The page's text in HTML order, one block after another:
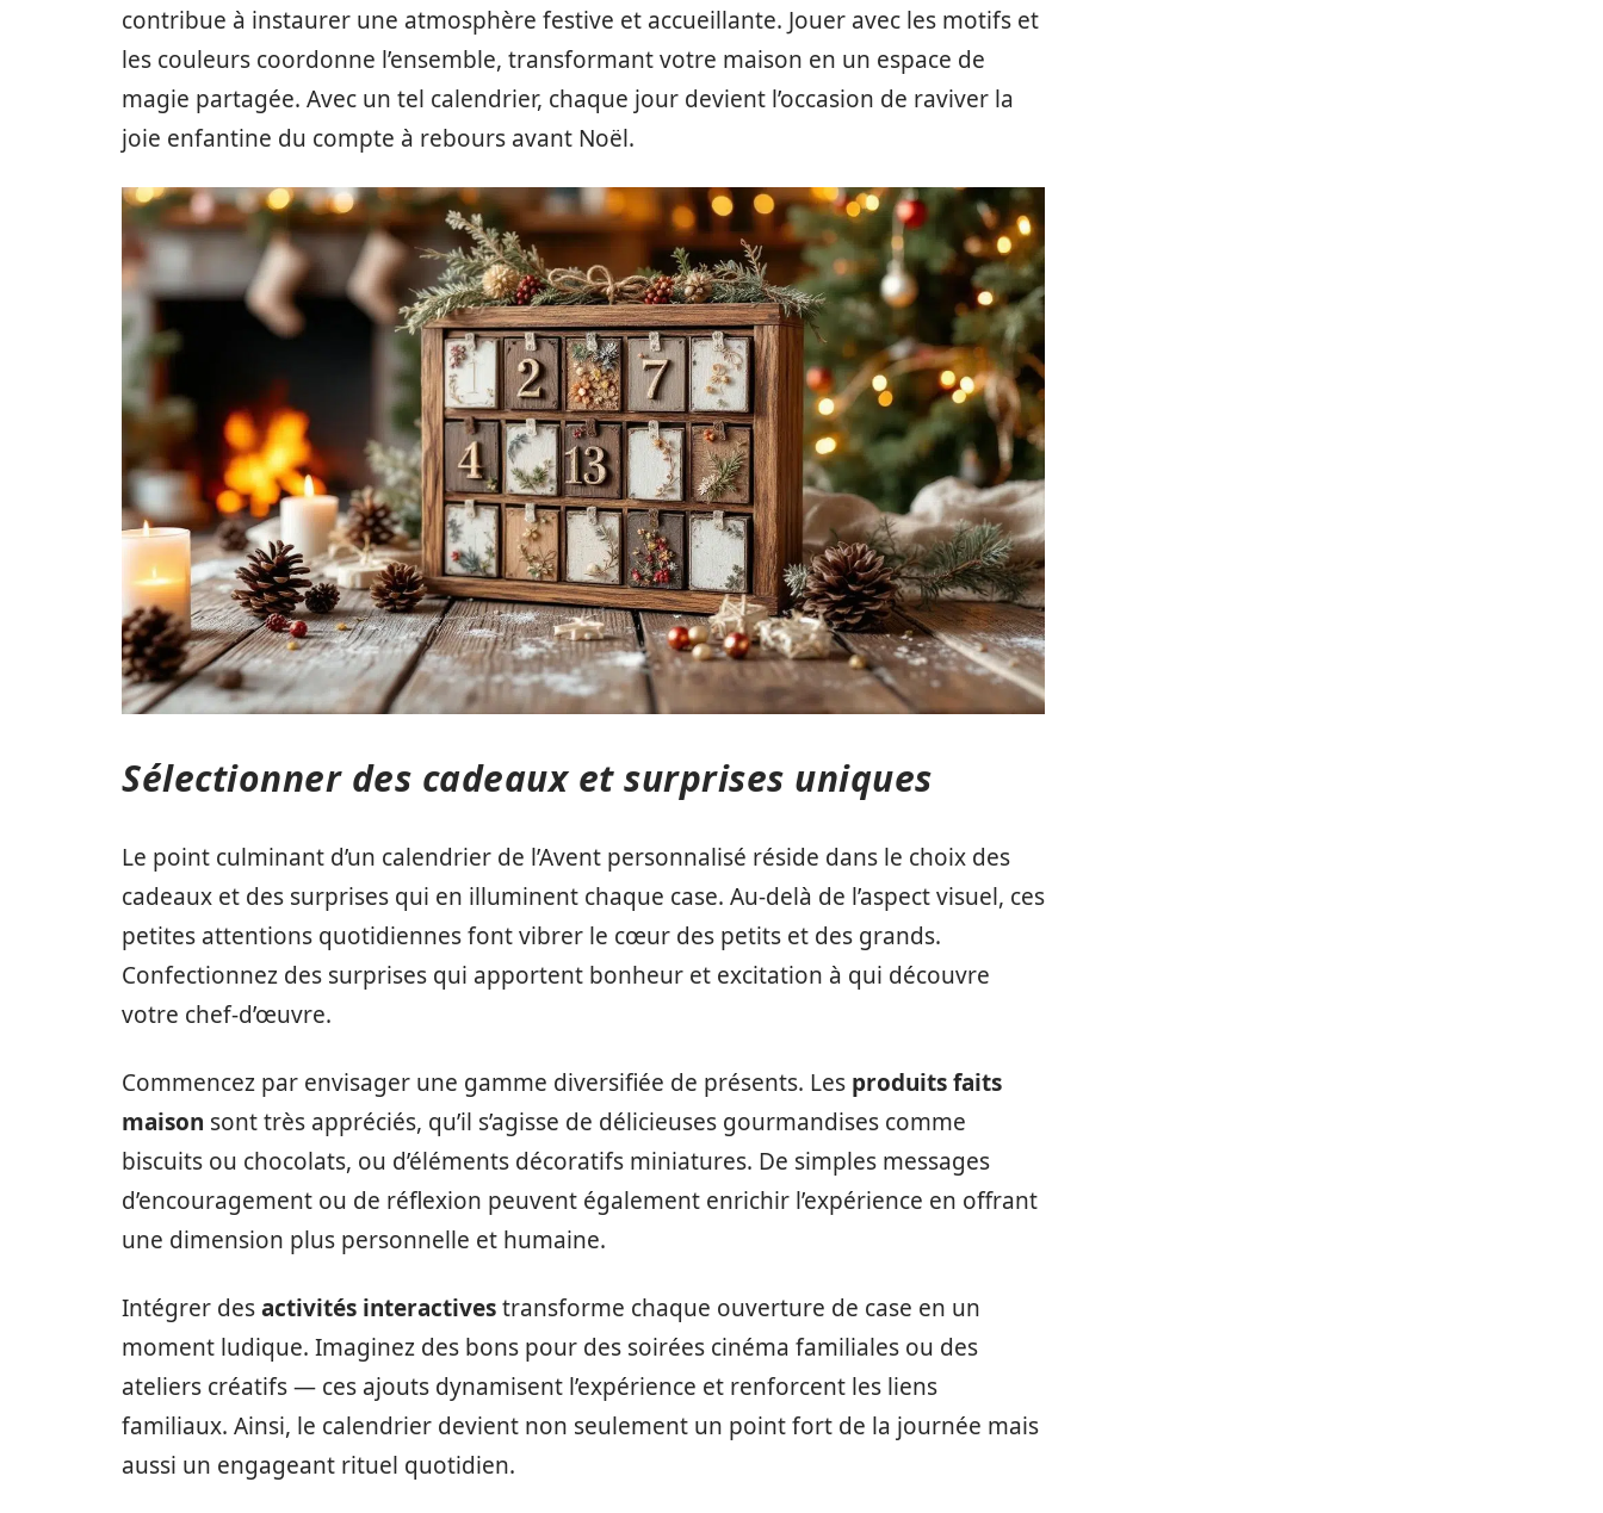
contribue à instaurer une atmosphère festive et accueillante. Jouer avec les motifs et
les couleurs coordonne l’ensemble, transformant votre maison en un espace de
magie partagée. Avec un tel calendrier, chaque jour devient l’occasion de raviver la
joie enfantine du compte à rebours avant Noël.
Sélectionner des cadeaux et surprises uniques
Le point culminant d’un calendrier de l’Avent personnalisé réside dans le choix des
cadeaux et des surprises qui en illuminent chaque case. Au-delà de l’aspect visuel, ces
petites attentions quotidiennes font vibrer le cœur des petits et des grands.
Confectionnez des surprises qui apportent bonheur et excitation à qui découvre
votre chef-d’œuvre.
Commencez par envisager une gamme diversifiée de présents. Les produits faits
maison sont très appréciés, qu’il s’agisse de délicieuses gourmandises comme
biscuits ou chocolats, ou d’éléments décoratifs miniatures. De simples messages
d’encouragement ou de réflexion peuvent également enrichir l’expérience en offrant
une dimension plus personnelle et humaine.
Intégrer desactivités interactivestransforme chaque ouverture de case en un
moment ludique. Imaginez des bons pour des soirées cinéma familiales ou des
ateliers créatifs — ces ajouts dynamisent l’expérience et renforcent les liens
familiaux. Ainsi, le calendrier devient non seulement un point fort de la journée mais
aussi un engageant rituel quotidien.